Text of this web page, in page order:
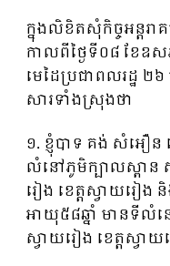
ក្នុងលិខិតសុំកិច្ចអន្តរា
កាលពីថ្ងៃទី០៨ ខែឧស
មេដៃប្រជាពលរដ្ឋ ២
សារទាំងស្រុងថា
១. ខ្ញុំបាទ គង់ សំអឿន
លំនៅភូមិក្បាលស្ពាន
រៀង ខេត្តស្វាយរៀង
អាយុ៥៨ឆ្នាំ មានទី
ស្វាយរៀង ខេត្តស្វា